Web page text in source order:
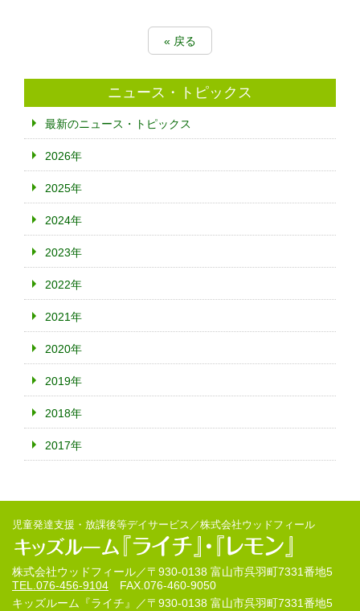
« 戻る
ニュース・トピックス
最新のニュース・トピックス
2026年
2025年
2024年
2023年
2022年
2021年
2020年
2019年
2018年
2017年
児童発達支援・放課後等デイサービス／株式会社ウッドフィール
株式会社ウッドフィール／〒930-0138 富山市呉羽町7331番地5
TEL.076-456-9104 FAX.076-460-9050
キッズルーム『ライチ』／〒930-0138 富山市呉羽町7331番地5